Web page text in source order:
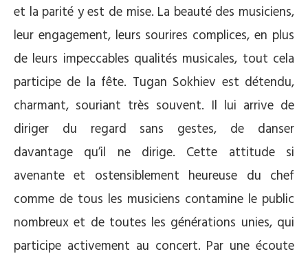
et la parité y est de mise. La beauté des musiciens,
leur engagement, leurs sourires complices, en plus
de leurs impeccables qualités musicales, tout cela
participe de la fête. Tugan Sokhiev est détendu,
charmant, souriant très souvent. Il lui arrive de
diriger du regard sans gestes, de danser
davantage qu’il ne dirige. Cette attitude si
avenante et ostensiblement heureuse du chef
comme de tous les musiciens contamine le public
nombreux et de toutes les générations unies, qui
participe activement au concert. Par une écoute